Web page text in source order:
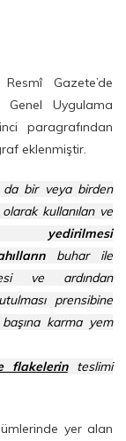
Gazete’de
Uygulama
paragrafından
eklenmiştir.
da bir veya birden
olarak kullanılan ve
yedirilmesi
buhar ile
ve ardından
prensibine
karma yem
flakelerinteslimi
yer alan